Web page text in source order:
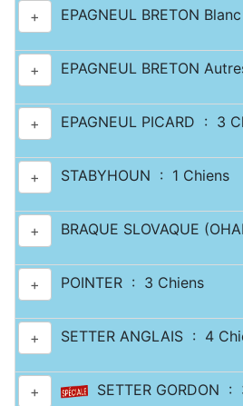
+ EPAGNEUL BRETON
+ EPAGNEUL BRETON
+ EPAGNEUL PICARD : 3
+ STABYHOUN : 1 Chiens
+ BRAQUE SLOVAQUE
+ POINTER : 3 Chiens
+ SETTER ANGLAIS : 4
+ SETTER GORDON :